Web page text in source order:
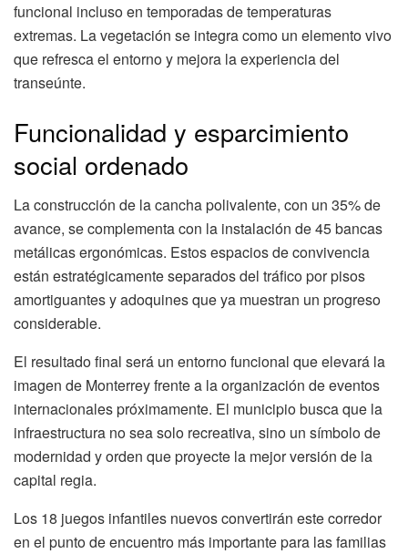
funcional incluso en temporadas de temperaturas
extremas. La vegetación se integra como un elemento vivo
que refresca el entorno y mejora la experiencia del
transeúnte.
Funcionalidad y esparcimiento
social ordenado
La construcción de la cancha polivalente, con un 35% de
avance, se complementa con la instalación de 45 bancas
metálicas ergonómicas. Estos espacios de convivencia
están estratégicamente separados del tráfico por pisos
amortiguantes y adoquines que ya muestran un progreso
considerable.
El resultado final será un entorno funcional que elevará la
imagen de Monterrey frente a la organización de eventos
internacionales próximamente. El municipio busca que la
infraestructura no sea solo recreativa, sino un símbolo de
modernidad y orden que proyecte la mejor versión de la
capital regia.
Los 18 juegos infantiles nuevos convertirán este corredor
en el punto de encuentro más importante para las familias